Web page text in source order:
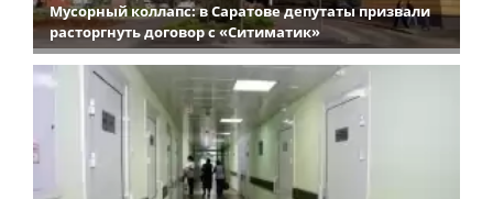
Мусорный коллапс: в Саратове депутаты призвали
расторгнуть договор с «Ситиматик»